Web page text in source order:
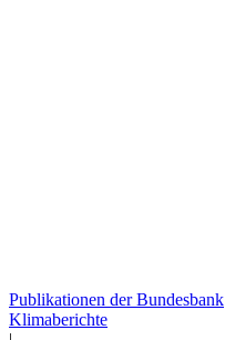
Publikationen der Bundesbank
Klimaberichte